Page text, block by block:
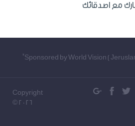
مع اصدقائك
"Sponsored by World Vision (
Copyright
© 2026